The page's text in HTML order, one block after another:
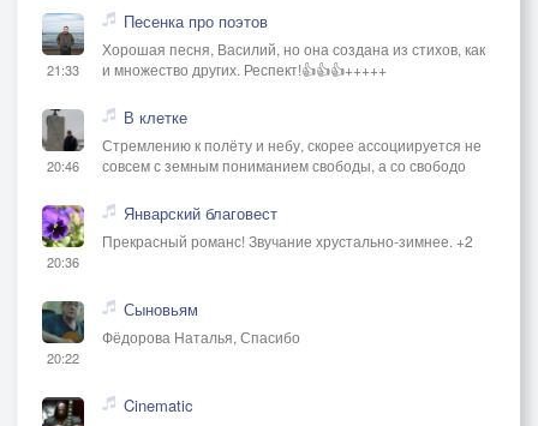
21:33
Песенка про поэтов
Хорошая песня, Василий, но она создана из стихов, как
и множество других. Респект!👍👍👍+++++
20:46
В клетке
Стремлению к полёту и небу, скорее ассоциируется не
совсем с земным пониманием свободы, а со свободо
20:36
Январский благовест
Прекрасный романс! Звучание хрустально-зимнее. +2
20:22
Сыновьям
Фёдорова Наталья, Спасибо
Cinematic